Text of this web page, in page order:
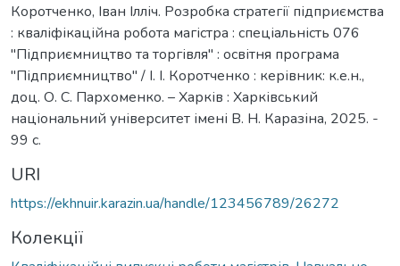
Коротченко, Іван Ілліч. Розробка стратегії підприємства
: кваліфікаційна робота магістра : спеціальність 076
"Підприємництво та торгівля" : освітня програма
"Підприємництво" / І. І. Коротченко : керівник: к.е.н.,
доц. О. С. Пархоменко. – Харків : Харківський
національний університет імені В. Н. Каразіна, 2025. -
99 с.
URI
https://ekhnuir.karazin.ua/handle/123456789/26272
Колекції